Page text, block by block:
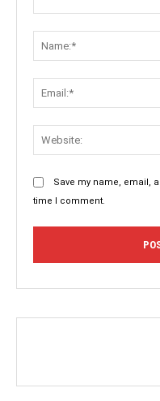
Save my name, email,
time I comment.